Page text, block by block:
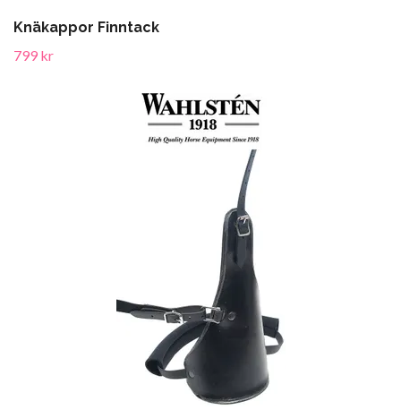
Knäkappor Finntack
799 kr